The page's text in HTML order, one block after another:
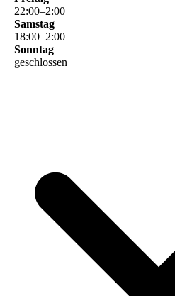
22:00–2:00
Samstag
18:00–2:00
Sonntag
geschlossen